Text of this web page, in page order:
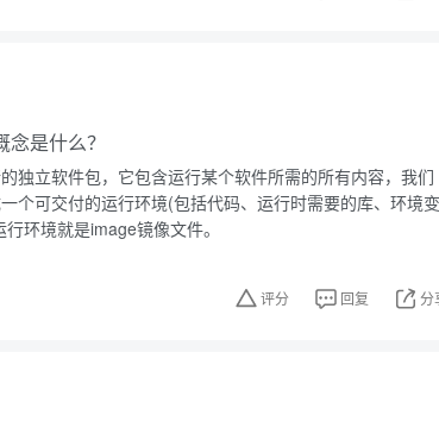
是什么？
独立软件包，它包含运行某个软件所需的所有内容，我们
个可交付的运行环境(包括代码、运行时需要的库、环境变
环境就是image镜像文件。
评分 回复 分